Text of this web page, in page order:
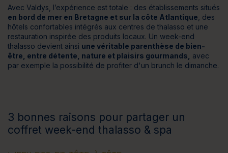
Avec Valdys, l’expérience est totale : des établissements situés
en bord de mer en Bretagne et sur la côte Atlantique , des
hôtels confortables intégrés aux centres de thalasso et une
restauration inspirée des produits locaux. Un week-end
thalasso devient ainsi une véritable parenthèse de bien-
être, entre détente, nature et plaisirs gourmands,
avec
par exemple la possibilité de profiter d'un brunch le dimanche.
3 bonnes raisons pour partager un
coffret week-end thalasso & spa